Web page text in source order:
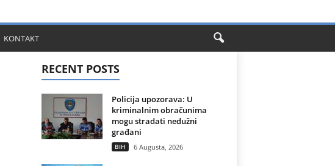
KONTAKT
RECENT POSTS
Policija upozorava: U
kriminalnim obračunima
mogu stradati nedužni
građani
BIH 6 Augusta, 2026